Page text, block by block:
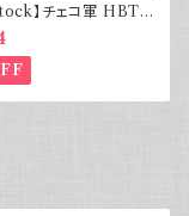
】チェコ軍 HBTプ
ワークシャツ ユーロ